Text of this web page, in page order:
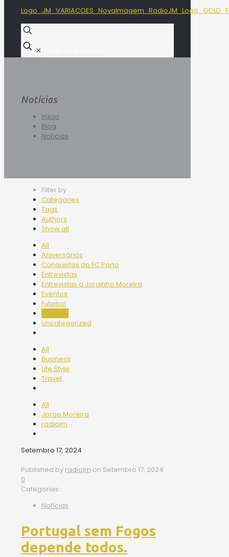
✕
Notícias
Início
Blog
Notícias
Filter by
Categories
Tags
Authors
Show all
All
Aniversários
Conquistas do FC Porto
Entrevistas
Entrevistas a Jorginho Moreira
Eventos
Futebol
Uncategorized
All
Business
Life Style
Travel
All
Jorge Moreira
radiojm
Setembro 17, 2024
Published by radiojm on Setembro 17, 2024
0
Categories
Notícias
Portugal sem Fogos
depende todos.